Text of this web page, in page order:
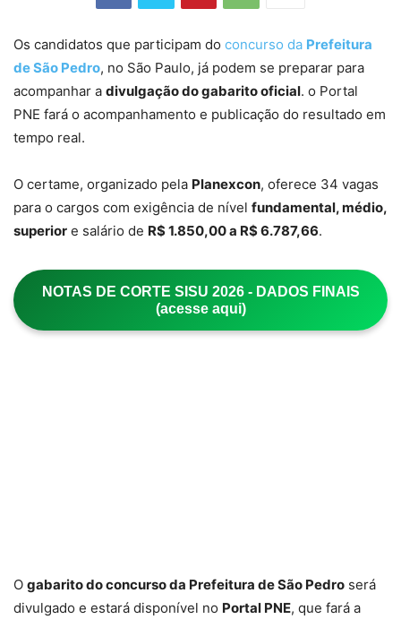
Os candidatos que participam do concurso da Prefeitura
de São Pedro, no São Paulo, já podem se preparar para
acompanhar a divulgação do gabarito oficial. o Portal
PNE fará o acompanhamento e publicação do resultado em
tempo real.
O certame, organizado pela Planexcon, oferece 34 vagas
para o cargos com exigência de nível fundamental, médio,
superior e salário de R$ 1.850,00 a R$ 6.787,66.
NOTAS DE CORTE SISU 2026 - DADOS FINAIS
(acesse aqui)
O gabarito do concurso da Prefeitura de São Pedro será
divulgado e estará disponível no Portal PNE, que fará a